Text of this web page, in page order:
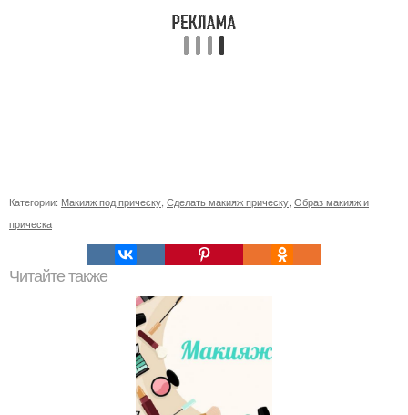
Категории: Макияж под прическу Сделать макияж прическу Образ макияж и
прическа
Читайте также